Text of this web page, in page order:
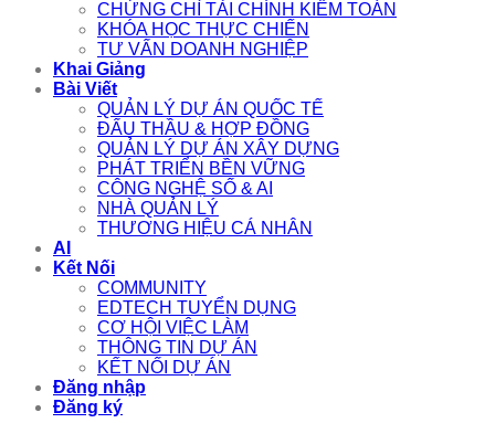
CHỨNG CHỈ TÀI CHÍNH KIỂM TOÁN
KHÓA HỌC THỰC CHIẾN
TƯ VẤN DOANH NGHIỆP
Khai Giảng
Bài Viết
QUẢN LÝ DỰ ÁN QUỐC TẾ
ĐẤU THẦU & HỢP ĐỒNG
QUẢN LÝ DỰ ÁN XÂY DỰNG
PHÁT TRIỂN BỀN VỮNG
CÔNG NGHỆ SỐ & AI
NHÀ QUẢN LÝ
THƯƠNG HIỆU CÁ NHÂN
AI
Kết Nối
COMMUNITY
EDTECH TUYỂN DỤNG
CƠ HỘI VIỆC LÀM
THÔNG TIN DỰ ÁN
KẾT NỐI DỰ ÁN
Đăng nhập
Đăng ký